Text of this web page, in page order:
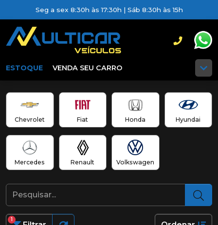
Seg a sex 8:30h às 17:30h | Sáb 8:30h às 15h
ESTOQUE VENDA SEU CARRO
Chevrolet Fiat Honda Hyundai
Mercedes Renault Volkswagen
1